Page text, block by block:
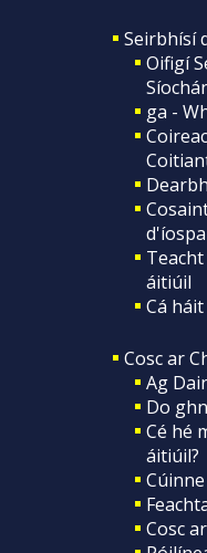
Seirbhísí
Oifigí
ga -
áitiúil
Cá
Cosc ar
Ag
Do
Cé hé
áitiúil?
Cosc